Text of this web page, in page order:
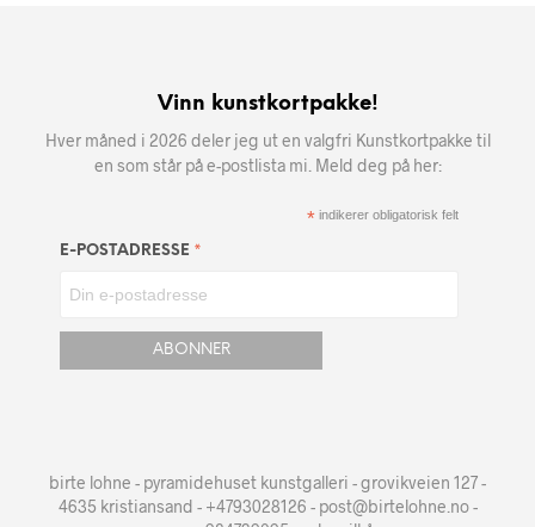
Vinn kunstkortpakke!
Hver måned i 2026 deler jeg ut en valgfri Kunstkortpakke til
en som står på e-postlista mi. Meld deg på her:
* indikerer obligatorisk felt
E-POSTADRESSE *
birte lohne - pyramidehuset kunstgalleri - grovikveien 127 -
4635 kristiansand - +4793028126 - post@birtelohne.no -